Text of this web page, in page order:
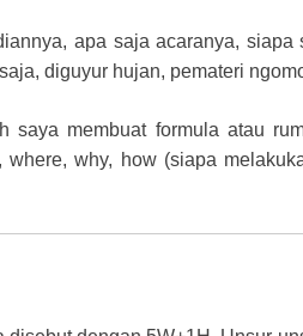
apa saja acaranya,
diguyur hujan, pemateri
saya membuat formula atau
why, how (siapa